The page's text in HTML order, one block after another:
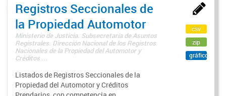
Registros Seccionales de
la Propiedad Automotor
Ministerio de Justicia. Subsecretaría de Asuntos
Registrales. Dirección Nacional de los Registros
Nacionales de la Propiedad del Automotor y
Créditos ...
Listados de Registros Seccionales de la
Propiedad del Automotor y Créditos
csv
zip
gráfico